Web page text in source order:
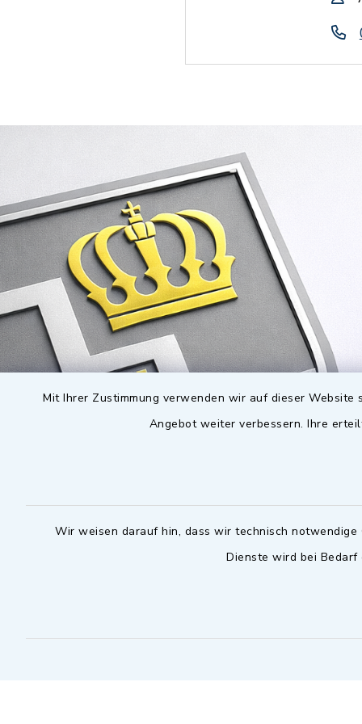
Mit Ihrer Zustimmung verwenden wir auf dieser
Angebot weiter verbessern. Ihre
Wir weisen darauf hin, dass wir technisch
Dienste wird bei